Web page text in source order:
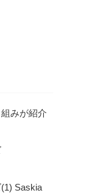
みが紹介
Saskia